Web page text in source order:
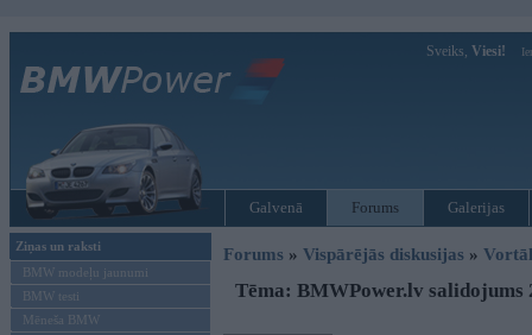
Sveiks, Viesi!
Galvenā Forums Galerijas
Ziņas un raksti
BMW modeļu jaunumi
BMW testi
Mēneša BMW
Forums » Vispārējās diskusijas »
Tēma: BMWPower.lv salidojums